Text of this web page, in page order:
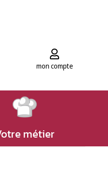
mon compte
métier